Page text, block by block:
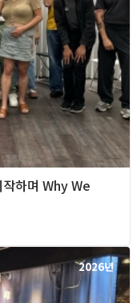
하며 Why We
2026년